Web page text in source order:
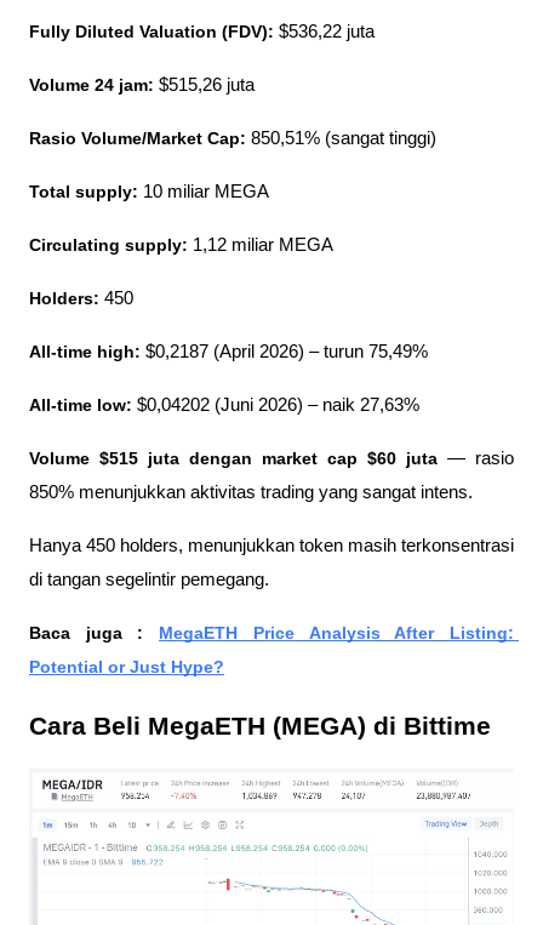
Fully Diluted Valuation (FDV): $536,22 juta
Volume 24 jam: $515,26 juta
Rasio Volume/Market Cap: 850,51% (sangat tinggi)
Total supply: 10 miliar MEGA
Circulating supply: 1,12 miliar MEGA
Holders: 450
All-time high: $0,2187 (April 2026) – turun 75,49%
All-time low: $0,04202 (Juni 2026) – naik 27,63%
Volume $515 juta dengan market cap $60 juta — rasio
850% menunjukkan aktivitas trading yang sangat intens.
Hanya 450 holders, menunjukkan token masih terkonsentrasi
di tangan segelintir pemegang.
Baca juga : MegaETH Price Analysis After Listing:
Potential or Just Hype?
Cara Beli MegaETH (MEGA) di Bittime